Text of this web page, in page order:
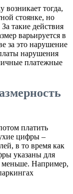
возникает тогда,
стоянке, но
такие действия
варьируется в
за это нарушение
нарушения
платежные
платить
цифры –
в то время как
указаны для
меньше. Например,